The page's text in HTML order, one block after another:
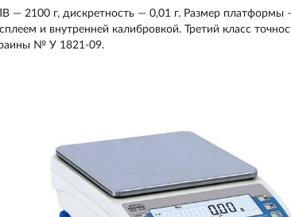
— 2100 г, дискретность — 0,01 г. Размер
и внутренней калибровкой. Третий класс
№ У 1821-09.